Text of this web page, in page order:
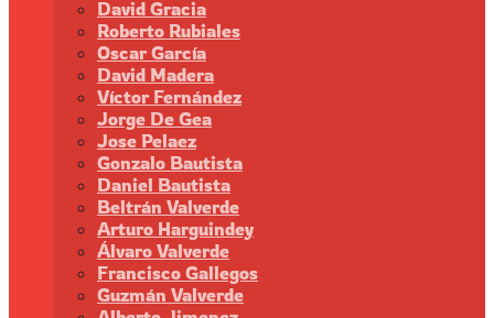
David Gracia
Roberto Rubiales
Oscar García
David Madera
Víctor Fernández
Jorge De Gea
Jose Pelaez
Gonzalo Bautista
Daniel Bautista
Beltrán Valverde
Arturo Harguindey
Álvaro Valverde
Francisco Gallegos
Guzmán Valverde